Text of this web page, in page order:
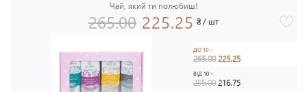
Чай, який ти полюбиш!
265.00 225.25 ₴ / шт
ДО 10 –
265.00225.25
ВІД 10 –
255.00 216.75